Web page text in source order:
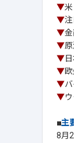
▼
▼
▼
▼
▼
▼
▼
▼
■主
8月